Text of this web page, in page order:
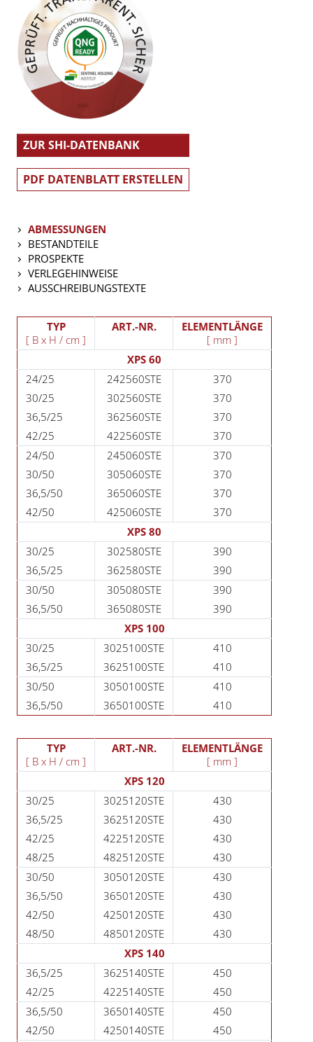
ZUR SHI-DATENBANK
PDF DATENBLATT ERSTELLEN
ABMESSUNGEN
BESTANDTEILE
PROSPEKTE
VERLEGEHINWEISE
AUSSCHREIBUNGSTEXTE
TYP ART.-NR.
ELEMENTLÄNGE
[ B x H / cm ]
[ mm ]
XPS 60
24/25
242560STE
370
30/25
302560STE
370
36,5/25
362560STE
370
42/25
422560STE
370
24/50
245060STE
370
30/50
305060STE
370
36,5/50
365060STE
370
42/50
425060STE
370
XPS 80
30/25
302580STE
390
36,5/25
362580STE
390
30/50
305080STE
390
36,5/50
365080STE
390
XPS 100
30/25
3025100STE
410
36,5/25
3625100STE
410
30/50
3050100STE
410
36,5/50
3650100STE 410
TYP ART.-NR.
ELEMENTLÄNGE
[ B x H / cm ]
[ mm ]
XPS 120
30/25
3025120STE
430
36,5/25
3625120STE
430
42/25
4225120STE
430
48/25
4825120STE
430
30/50
3050120STE
430
36,5/50
3650120STE
430
42/50
4250120STE
430
48/50
4850120STE
430
XPS 140
36,5/25
3625140STE
450
42/25
4225140STE
450
36,5/50
3650140STE
450
42/50
4250140STE 450